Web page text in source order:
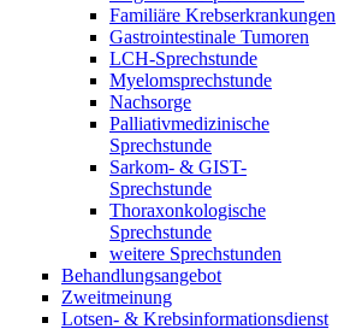
Familiäre Krebserkrankungen
Gastrointestinale Tumoren
LCH-Sprechstunde
Myelomsprechstunde
Nachsorge
Palliativmedizinische
Sprechstunde
Sarkom- & GIST-
Sprechstunde
Thoraxonkologische
Sprechstunde
weitere Sprechstunden
Behandlungsangebot
Zweitmeinung
Lotsen- & Krebsinformationsdienst